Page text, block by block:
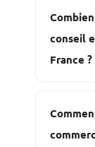
conseil
France ?